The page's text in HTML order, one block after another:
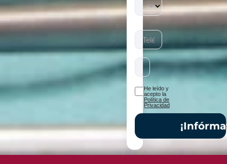
He leído y
acepto la
Política de
Privacidad